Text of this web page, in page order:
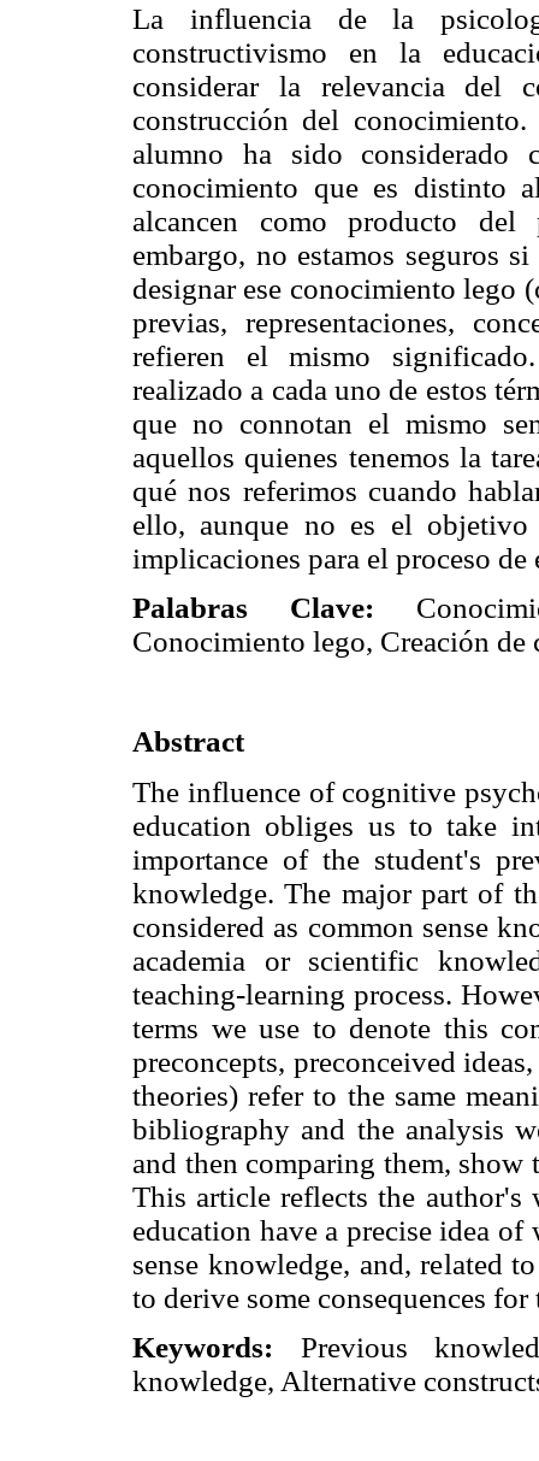
La influencia de la
constructivismo en la
considerar la relevancia del
construcción del
alumno ha sido
conocimiento que es distinto
alcancen como producto del
embargo, no estamos seguros
designar ese conocimiento lego
previas, representaciones,
refieren el mismo
realizado a cada uno de estos
que no connotan el mismo
aquellos quienes tenemos la
qué nos referimos cuando
ello, aunque no es el objetivo
implicaciones para el proceso de
Palabras Clave:
Conocimiento lego, Creación de
Abstract
The influence of cognitive
education obliges us to take
importance of the student's
knowledge. The major part of
considered as common sense
academia or scientific
teaching-learning process.
terms we use to denote this
preconcepts, preconceived
theories) refer to the same
bibliography and the analysis
and then comparing them, show
This article reflects the
education have a precise idea
sense knowledge, and, related
to derive some consequences
Keywords: Previous
knowledge, Alternative